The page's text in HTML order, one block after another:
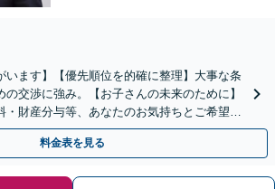
います】【優先順位を的確に整理】大事な条
交渉に強み。【お子さんの未来のために】
・財産分与等、あなたのお気持ちとご希望を
全個室／子連れ相談可】
料金表を見る